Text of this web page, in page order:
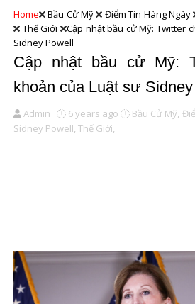
Home Bầu Cử Mỹ Điểm Tin Hàng Ngày
Thế Giới
Cập nhật bầu cử Mỹ: Twitter
Sidney Powell
Cập nhật bầu cử Mỹ:
khoản của Luật sư
Admin 6 years ago Bầu Cử Mỹ,
Sidney Powell, Thế Giới,